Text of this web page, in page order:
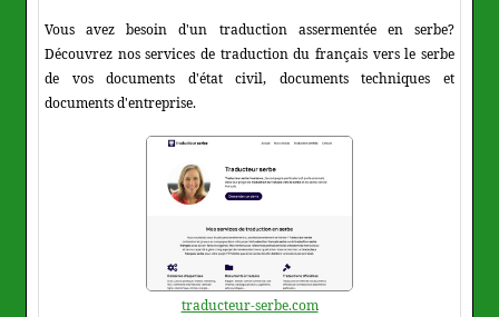
Vous avez besoin d'un traduction assermentée en serbe?
Découvrez nos services de traduction du français vers le serbe
de vos documents d'état civil, documents techniques et
documents d'entreprise.
traducteur-serbe.com